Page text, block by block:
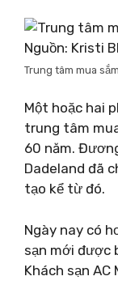
Nguồn: Kristi
Trung tâm mua
Một hoặc hai
trung tâm
60 năm.
Dadeland đã
tạo kể từ đó.
Ngày nay có
sạn mới được
Khách sạn AC